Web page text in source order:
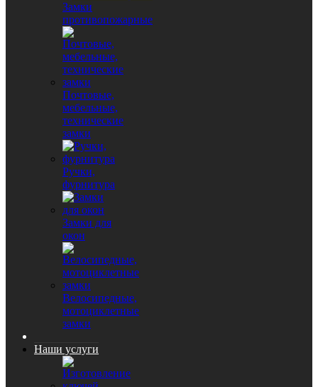
Замки
противопожарные
Почтовые,
мебельные,
технические
замки
Ручки,
фурнитура
Замки для
окон
Велосипедные,
мотоциклетные
замки
Наши услуги